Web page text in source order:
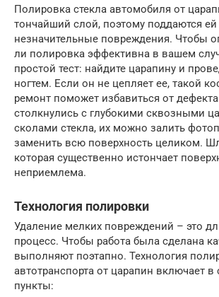
Полировка стекла автомобиля от
тончайший слой, поэтому поддаются ей
незначительные повреждения. Чтобы
ли полировка эффективна в вашем
простой тест: найдите царапину и
ногтем. Если он не цепляет ее, такой
ремонт поможет избавиться от
столкнулись с глубокими сквозными
сколами­ стекла, их можно залить
заменить всю поверхность целиком.
которая существенно истончает
неприемлема.
Технология полировки
Удаление мелких повреждений – это
процесс. Чтобы работа была сделана
выполняют поэтапно. Технология
автотранспорта от царапин включает
пункты: